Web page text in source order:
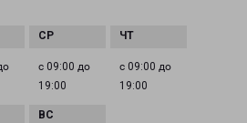
с 09:00 до
19:00
с 09:00 до
19:00